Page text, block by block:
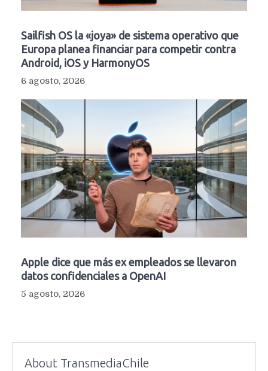
Sailfish OS la «joya» de sistema operativo que
Europa planea financiar para competir contra
Android, iOS y HarmonyOS
6 agosto, 2026
Apple dice que más ex empleados se llevaron
datos confidenciales a OpenAI
5 agosto, 2026
About TransmediaChile